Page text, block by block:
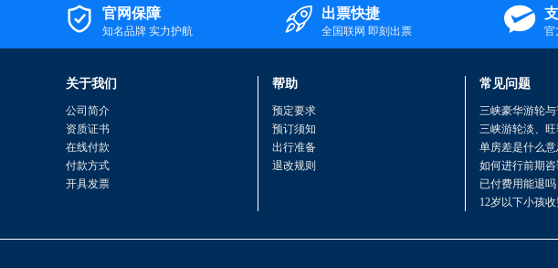
 官网保障
知名品牌 实力护航  出票快捷
全国联网 即刻出票  官
关于我们
公司简介
资质证书
在线付款
付款方式
开具发票
帮助
预定要求
预订须知
出行准备
退改规则
常见问题
三峡豪华游轮
三峡游轮淡、
单房差是什么意
如何进行前期咨
已付费用能退吗
12岁以下小孩收